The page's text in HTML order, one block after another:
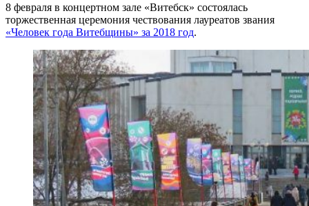
8 февраля в концертном зале «Витебск» состоялась
торжественная церемония чествования лауреатов звания
«Человек года Витебщины» за 2018 год.